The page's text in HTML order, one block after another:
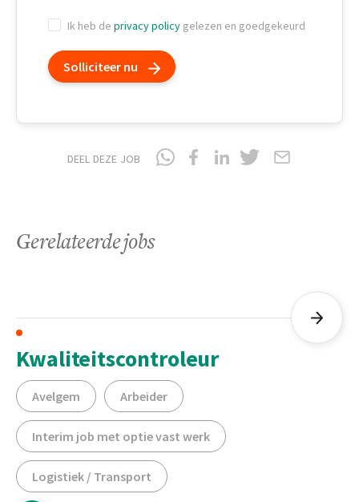
Ik heb de privacy policy gelezen en goedgekeurd
Solliciteer nu
DEEL DEZE JOB
Gerelateerde jobs
Kwaliteitscontroleur
Avelgem Arbeider
Interim job met optie vast werk
Logistiek / Transport